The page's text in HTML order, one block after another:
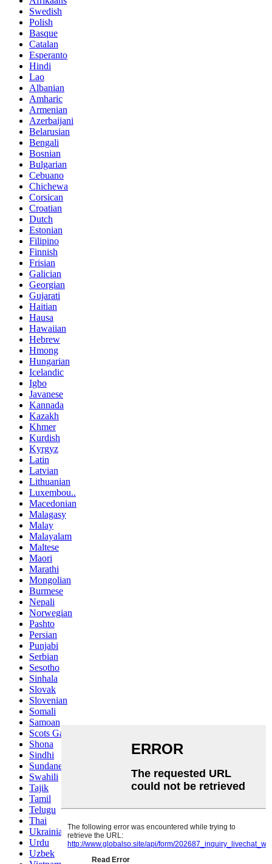
Swedish
Polish
Basque
Catalan
Esperanto
Hindi
Lao
Albanian
Amharic
Armenian
Azerbaijani
Belarusian
Bengali
Bosnian
Bulgarian
Cebuano
Chichewa
Corsican
Croatian
Dutch
Estonian
Filipino
Finnish
Frisian
Galician
Georgian
Gujarati
Haitian
Hausa
Hawaiian
Hebrew
Hmong
Hungarian
Icelandic
Igbo
Javanese
Kannada
Kazakh
Khmer
Kurdish
Kyrgyz
Latin
Latvian
Lithuanian
Luxembou..
Macedonian
Malagasy
Malay
Malayalam
Maltese
Maori
Marathi
Mongolian
Burmese
Nepali
Norwegian
Pashto
Persian
Punjabi
Serbian
Sesotho
Sinhala
Slovak
Slovenian
Somali
Samoan
Scots Gaelic
Shona
Sindhi
Sundanese
Swahili
Tajik
Tamil
Telugu
Thai
Ukrainian
Urdu
Uzbek